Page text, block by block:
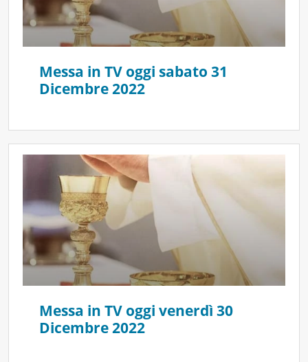
Messa in TV oggi sabato 31
Dicembre 2022
Messa in TV oggi venerdì 30
Dicembre 2022